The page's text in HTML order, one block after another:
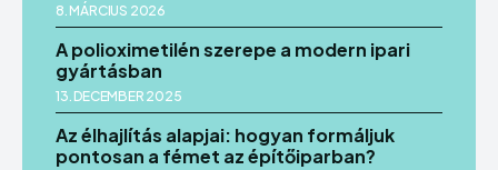
8. MÁRCIUS 2026
A polioximetilén szerepe a modern ipari
gyártásban
13. DECEMBER 2025
Az élhajlítás alapjai: hogyan formáljuk
pontosan a fémet az építőiparban?